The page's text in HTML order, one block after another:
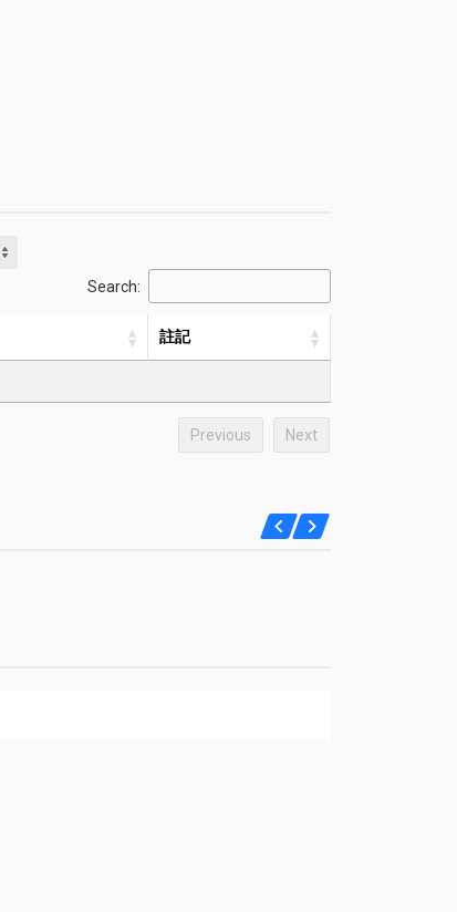
Search:
註記
Previous Next